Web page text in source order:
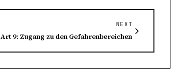
NEXT
Art 9: Zugang zu den Gefahrenbereichen